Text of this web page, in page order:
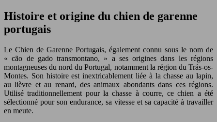
Histoire et origine du chien de garenne
portugais
Le Chien de Garenne Portugais, également connu sous le nom de
« cão de gado transmontano, » a ses origines dans les régions
montagneuses du nord du Portugal, notamment la région du Trás-os-
Montes. Son histoire est inextricablement liée à la chasse au lapin,
au lièvre et au renard, des animaux abondants dans ces régions.
Utilisé traditionnellement pour la chasse à courre, ce chien a été
sélectionné pour son endurance, sa vitesse et sa capacité à travailler
en meute.